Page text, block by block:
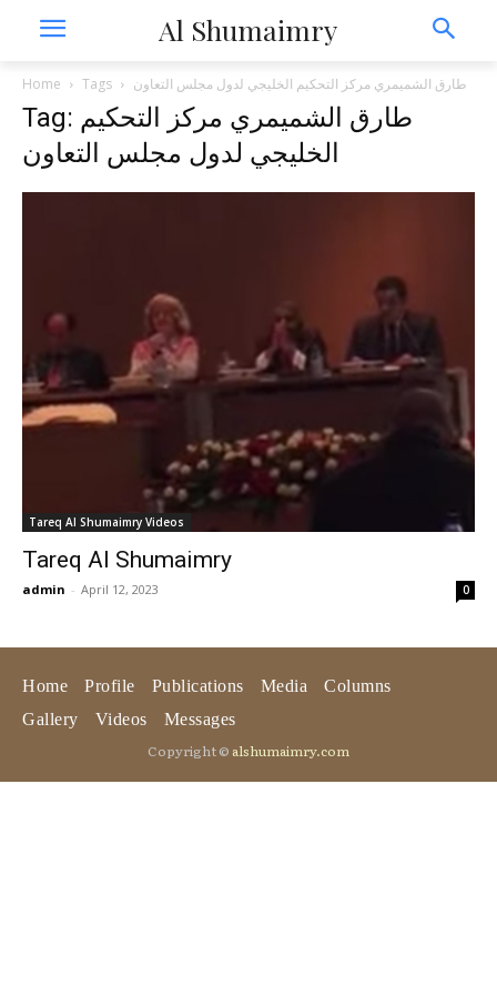
Al Shumaimry
Home Tags طارق الشميمري مركز التحكيم الخليجي لدول مجلس التعاون
Tag: طارق الشميمري مركز التحكيم
الخليجي لدول مجلس التعاون
Tareq Al Shumaimry Videos
Tareq Al Shumaimry
admin - April 12, 2023 0
Home Profile Publications Media
Columns
Gallery
Videos Messages
Copyright © alshumaimry.com